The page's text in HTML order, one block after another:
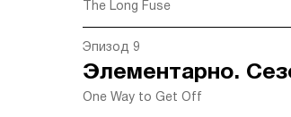
The Long Fuse
Эпизод 9
Элементарно.
One Way to Get Off